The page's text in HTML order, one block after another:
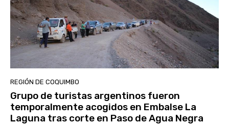
REGIÓN DE COQUIMBO
Grupo de turistas argentinos fueron
temporalmente acogidos en Embalse La
Laguna tras corte en Paso de Agua Negra